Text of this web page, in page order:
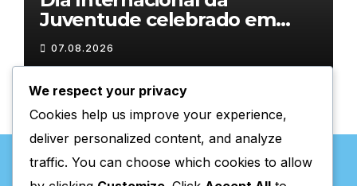
Juventude celebrado em
Chaves com atividades
gratuitas
07.08.2026
We respect your privacy
Cookies help us improve your experience,
deliver personalized content, and analyze
traffic. You can choose which cookies to allow